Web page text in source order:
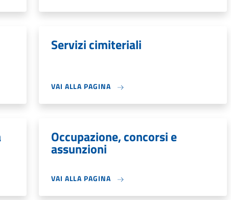
Servizi cimiteriali
VAI ALLA PAGINA
Occupazione, concorsi e
assunzioni
VAI ALLA PAGINA